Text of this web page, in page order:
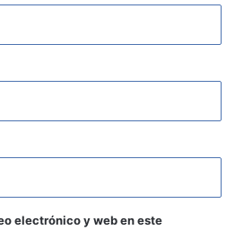
electrónico y web en este